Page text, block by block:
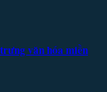
văn hóa miền